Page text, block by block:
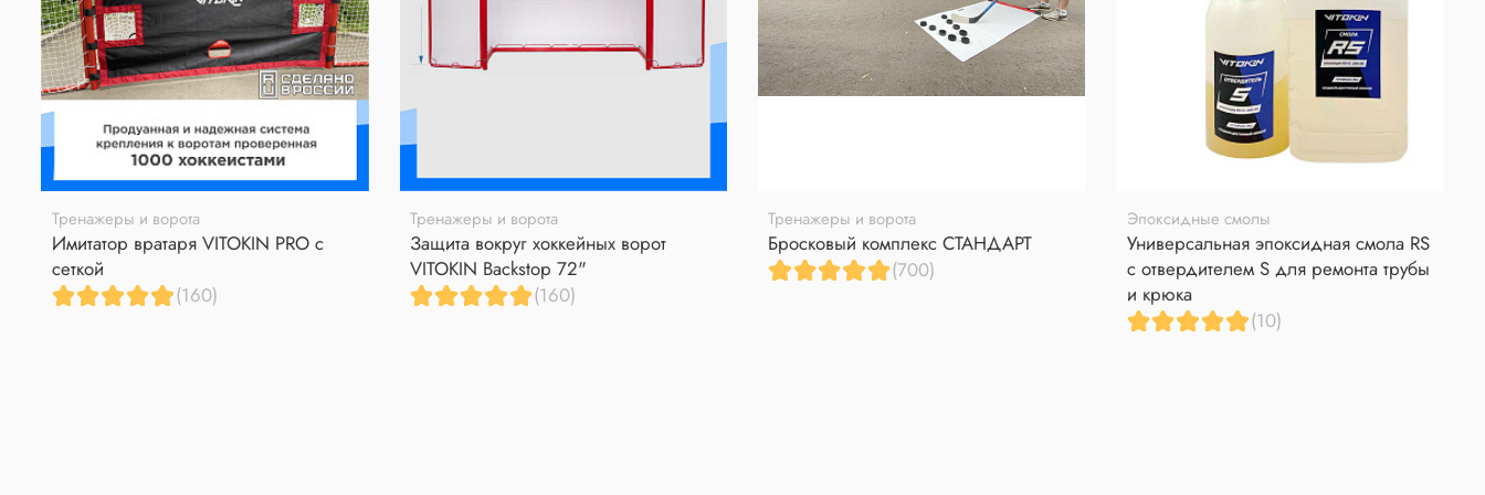
Тренажеры и ворота
Имитатор вратаря VITOKIN PRO с
сеткой
(160)
Тренажеры и ворота
Защита вокруг хоккейных ворот
VITOKIN Backstop 72"
(160)
Тренажеры и ворота
Бросковый комплекс СТАНДАРТ
(700)
Эпоксидные смолы
Универсальная эпоксидная смола RS
с отвердителем S для ремонта трубы
и крюка
(10)